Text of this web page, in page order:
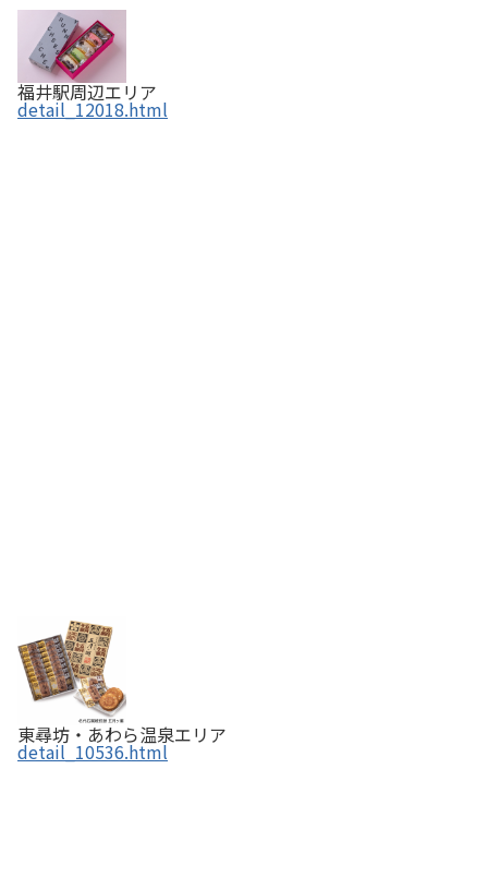
福井駅周辺エリア
detail_12018.html
東尋坊・あわら温泉エリア
detail_10536.html